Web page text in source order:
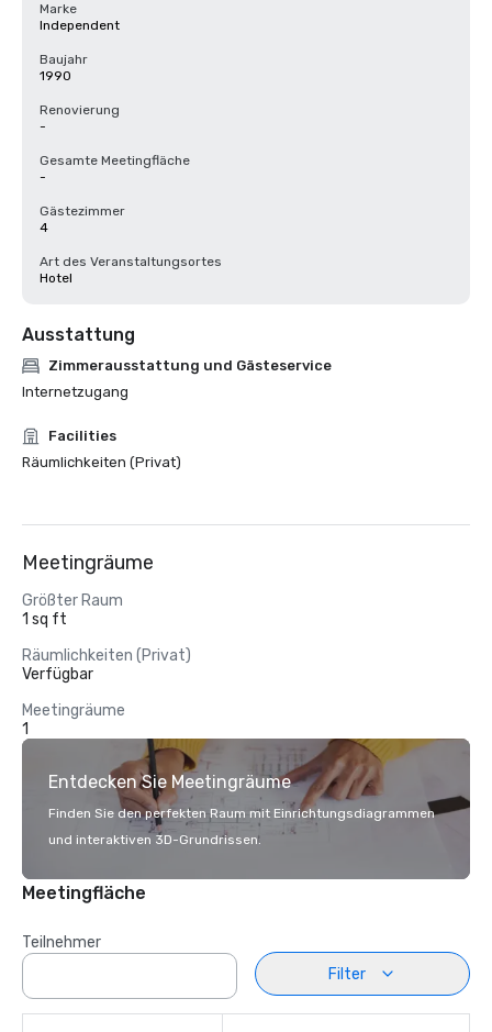
Marke
Independent
Baujahr
1990
Renovierung
-
Gesamte Meetingfläche
-
Gästezimmer
4
Art des Veranstaltungsortes
Hotel
Ausstattung
Zimmerausstattung und Gästeservice
Internetzugang
Facilities
Räumlichkeiten (Privat)
Meetingräume
Größter Raum
1 sq ft
Räumlichkeiten (Privat)
Verfügbar
Meetingräume
1
Entdecken Sie Meetingräume
Finden Sie den perfekten Raum mit Einrichtungsdiagrammen
und interaktiven 3D-Grundrissen.
Meetingfläche
Teilnehmer
Filter